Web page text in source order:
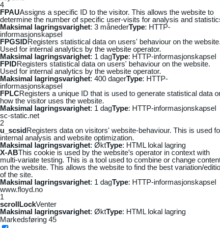
4
FPAUAssigns a specific ID to the visitor. This allows the website to
determine the number of specific user-visits for analysis and
Maksimal lagringsvarighet: 3 månederType: HTTP-
informasjonskapsel
FPGSIDRegisters statistical data on users' behaviour on the
Used for internal analytics by the website operator.
Maksimal lagringsvarighet: 1 dagType: HTTP-informasjonskapsel
FPIDRegisters statistical data on users' behaviour on the website.
Used for internal analytics by the website operator.
Maksimal lagringsvarighet: 400 dagerType: HTTP-
informasjonskapsel
FPLCRegisters a unique ID that is used to generate statistical data
how the visitor uses the website.
Maksimal lagringsvarighet: 1 dagType: HTTP-informasjonskapsel
sc-static.net
2
u_scsidRegisters data on visitors' website-behaviour. This is used
internal analysis and website optimization.
Maksimal lagringsvarighet: ØktType: HTML lokal lagring
X-ABThis cookie is used by the website’s operator in context with
multi-variate testing. This is a tool used to combine or change
on the website. This allows the website to find the best variation/
of the site.
Maksimal lagringsvarighet: 1 dagType: HTTP-informasjonskapsel
www.floyd.no
1
scrollLockVenter
Maksimal lagringsvarighet: ØktType: HTML lokal lagring
Markedsføring 45